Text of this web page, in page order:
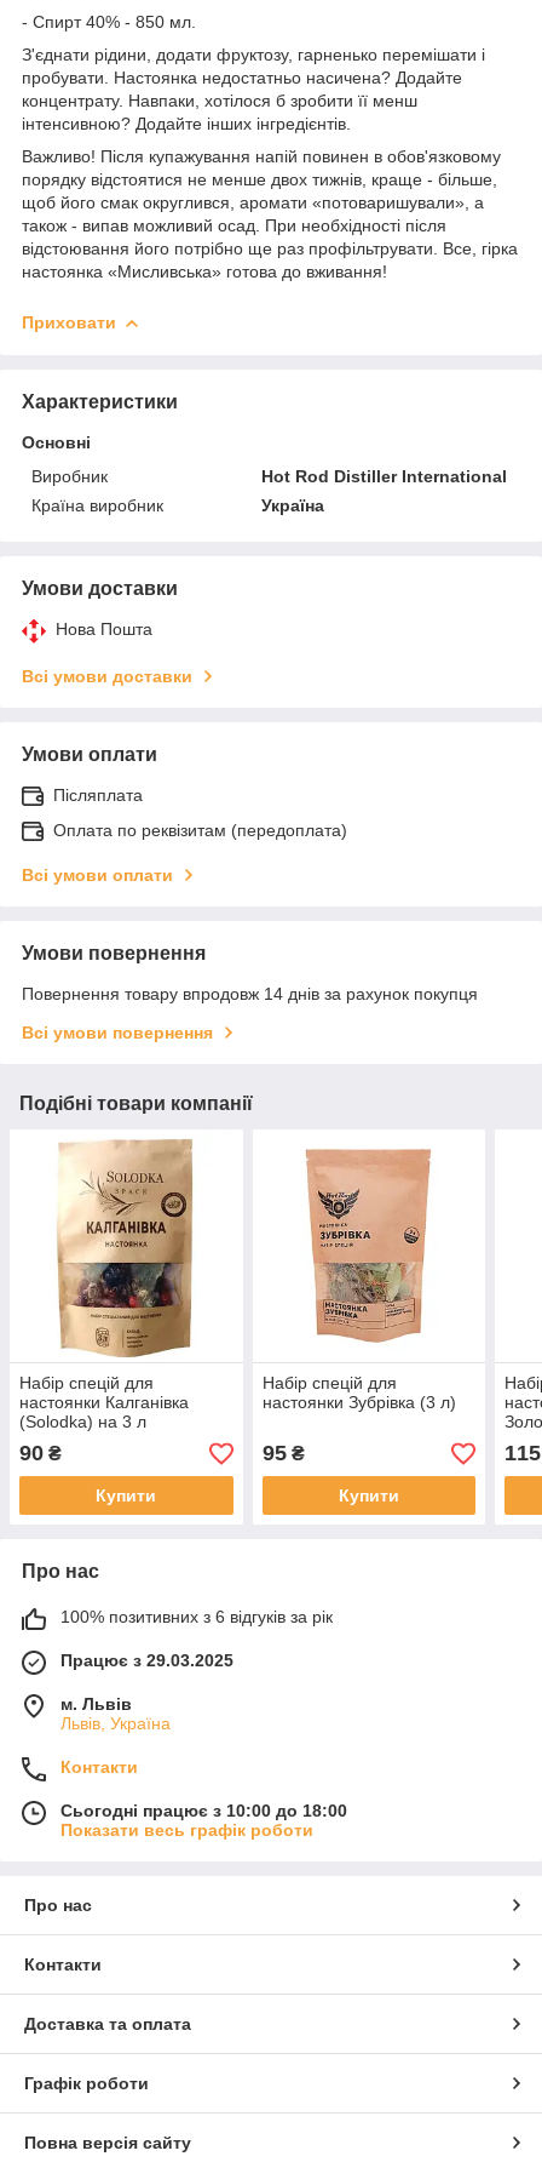
- Спирт 40% - 850 мл.
З'єднати рідини, додати фруктозу, гарненько перемішати і
пробувати. Настоянка недостатньо насичена? Додайте
концентрату. Навпаки, хотілося б зробити її менш
інтенсивною? Додайте інших інгредієнтів.
Важливо! Після купажування напій повинен в обов'язковому
порядку відстоятися не менше двох тижнів, краще - більше,
щоб його смак округлився, аромати «потоваришували», а
також - випав можливий осад. При необхідності після
відстоювання його потрібно ще раз профільтрувати. Все, гірка
настоянка «Мисливська» готова до вживання!
Приховати
Характеристики
Основні
Виробник
Hot Rod Distiller International
Країна виробник
Україна
Умови доставки
Нова Пошта
Всі умови доставки
Умови оплати
Післяплата
Оплата по реквізитам (передоплата)
Всі умови оплати
Умови повернення
Повернення товару впродовж 14 днів за рахунок покупця
Всі умови повернення
Подібні товари компанії
Набір спецій для
настоянки Калганівка
(Solodka) на 3 л
90 ₴
Купити
Набір спецій для
настоянки Зубрівка (3 л)
95₴
Купити
115
Про нас
100% позитивних з 6 відгуків за рік
Працює з 29.03.2025
м. Львів
Львів, Україна
Контакти
Сьогодні працює з 10:00 до 18:00
Показати весь графік роботи
Про нас
Контакти
Доставка та оплата
Графік роботи
Повна версія сайту